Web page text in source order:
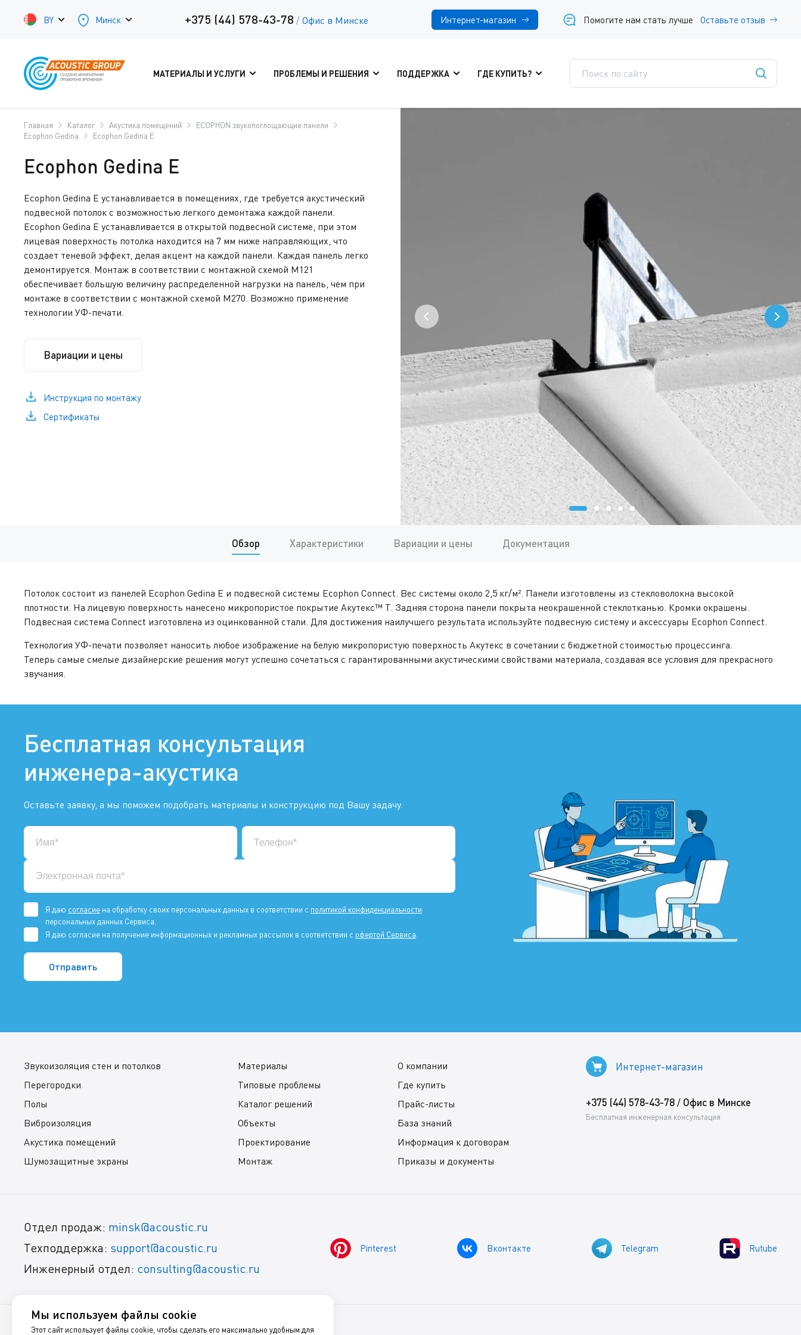
BY Минск +375 (44) 578-43-78 / Офис в Минске Интернет-магазин Помогите нам стать лучше Оставьте отзыв
МАТЕРИАЛЫ И УСЛУГИ ПРОБЛЕМЫ И РЕШЕНИЯ ПОДДЕРЖКА ГДЕ КУПИТЬ?
Главная Каталог Акустика помещений
ECOPHON звукопоглощающие панели
Ecophon Gedina
Ecophon Gedina E
Ecophon Gedina E
Ecophon Gedina E устанавливается в помещениях, где требуется акустический
подвесной потолок с возможностью легкого демонтажа каждой панели.
Ecophon Gedina E устанавливается в открытой подвесной системе, при этом
лицевая поверхность потолка находится на 7 мм ниже направляющих, что
создает теневой эффект, делая акцент на каждой панели. Каждая панель легко
демонтируется. Монтаж в соответствии с монтажной схемой M121
обеспечивает большую величину распределенной нагрузки на панель, чем при
монтаже в соответствии с монтажной схемой M270. Возможно применение
технологии УФ-печати.
Вариации и цены
Инструкция по монтажу
Сертификаты
Обзор Характеристики Вариации и цены Документация
Потолок состоит из панелей Ecophon Gedina E и подвесной системы Ecophon Connect. Вес системы около 2,5 кг/м². Панели изготовлены из стекловолокна высокой
плотности. На лицевую поверхность нанесено микропористое покрытие Акутекс™ T. Задняя сторона панели покрыта неокрашенной стеклотканью. Кромки окрашены.
Подвесная система Connect изготовлена из оцинкованной стали. Для достижения наилучшего результата используйте подвесную систему и аксессуары Ecophon Connect.
Технология УФ-печати позволяет наносить любое изображение на белую микропористую поверхность Акутекс в сочетании с бюджетной стоимостью процессинга.
Теперь самые смелые дизайнерские решения могут успешно сочетаться с гарантированными акустическими свойствами материала, создавая все условия для прекрасного
звучания.
Бесплатная консультация
инженера-акустика
Оставьте заявку, а мы поможем подобрать материалы и конструкцию под Вашу задачу.
Я даю согласие на обработку своих персональных данных в соответствии с политикой конфиденциальности
персональных данных Сервиса.
Я даю согласие на получение информационных и рекламных рассылок в соответствии с офертой Сервиса
Звукоизоляция стен и потолков
Перегородки
Полы
Виброизоляция
Акустика помещений
Шумозащитные экраны
Материалы
Типовые проблемы
Каталог решений
Объекты
Проектирование
Монтаж
О компании
Где купить
Прайс-листы
База знаний
Информация к договорам
Приказы и документы
Интернет-магазин
+375 (44) 578-43-78 / Офис в Минске
Бесплатная инженерная консультация
Отдел продаж: minsk@acoustic.ru
Техподдержка: support@acoustic.ru
Инженерный отдел: consulting@acoustic.ru
Pinterest Вконтакте Telegram Rutube
Мы используем файлы cookie
Этот сайт использует файлы cookie, чтобы сделать его максимально удобным для